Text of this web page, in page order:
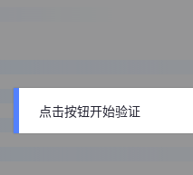
点击按钮开始验证